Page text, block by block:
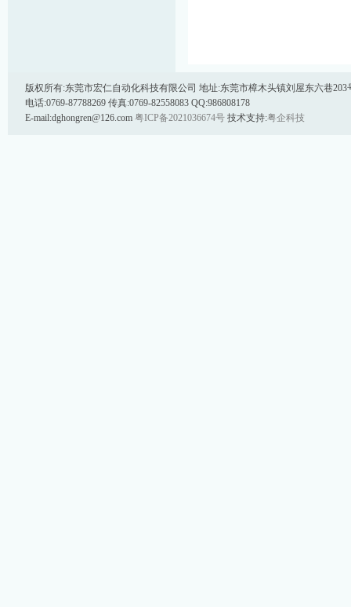
版权所有:东莞市宏仁自动化科技有限公司 地址:东莞市樟木头镇刘屋东六巷203
电话:0769-87788269 传真:0769-82558083 QQ:986808178
E-mail:dghongren@126.com 粤ICP备2021036674号 技术支持:粤企科技